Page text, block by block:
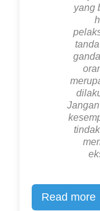
yang
Read more